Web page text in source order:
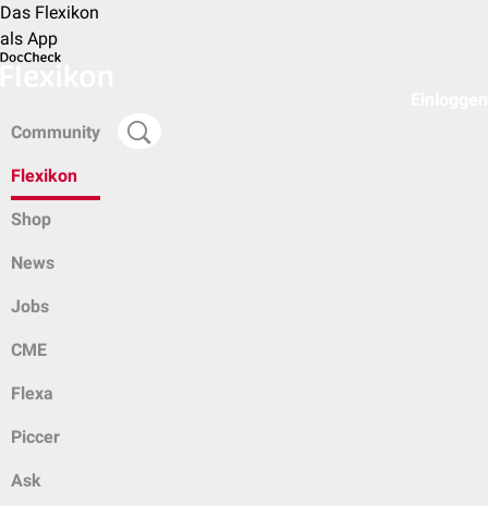
Das Flexikon
als App
Community
Flexikon
Shop
News
Jobs
CME
Flexa
Piccer
Ask